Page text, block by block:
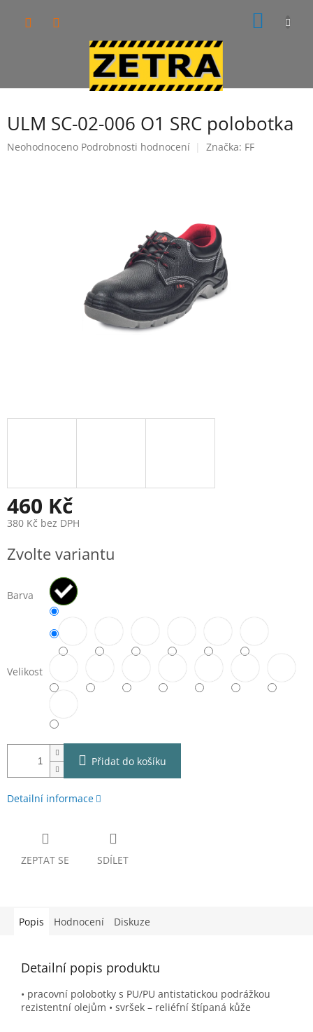
ULM SC-02-006 O1 SRC polobotka
Průměrné
Neohodnoceno Podrobnosti hodnocení Značka: FF
460 Kč
380 Kč bez DPH
cena:
Zvolte variantu
Barva
Velikost
Přidat do košíku
Detailní informace
ZEPTAT SE SDÍLET
Popis Hodnocení Diskuze
Detailní popis produktu
• pracovní polobotky s PU/PU antistatickou podrážkou
rezistentní olejům • svršek – reliéfní štípaná kůže